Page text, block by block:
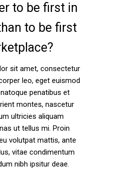
to be first in
to be first
sit amet, consectetur
leo, eget euismod
penatibus et
montes, nascetur
ultricies aliquam
ut tellus mi. Proin
volutpat mattis, ante
vitae condimentum
nibh ipsitur deae.